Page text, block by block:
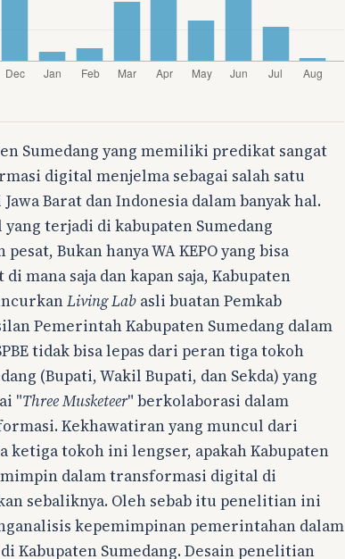
Sumedang yang memiliki predikat sangat
digital menjelma sebagai salah satu
Barat dan Indonesia dalam banyak hal.
terjadi di kabupaten Sumedang
Bukan hanya WA KEPO yang bisa
mana saja dan kapan saja, Kabupaten
Living Lab asli buatan Pemkab
Pemerintah Kabupaten Sumedang dalam
tidak bisa lepas dari peran tiga tokoh
(Bupati, Wakil Bupati, dan Sekda) yang
"Three Musketeer" berkolaborasi dalam
Kekhawatiran yang muncul dari
ketiga tokoh ini lengser, apakah Kabupaten
dalam transformasi digital di
sebaliknya. Oleh sebab itu penelitian ini
kepemimpinan pemerintahan dalam
Kabupaten Sumedang. Desain penelitian